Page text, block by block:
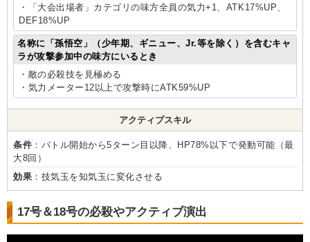
・「大会出場者」カテゴリの味方全員の気力+1、ATK17%UP、
DEF18%UP
名称に「孫悟空」（少年期、ギニュー、Jr.等を除く）を含むキャ
ラが攻撃参加中の味方にいるとき
・敵の必殺技を見極める
・気力メーター12以上で攻撃時にATK59%UP
アクティブスキル
条件 ：バトル開始から5ターン目以降、HP78%以下で発動可能（最
大8回）
効果 ：技気玉を知気玉に変化させる
17号＆18号の必殺やアクティブ演出